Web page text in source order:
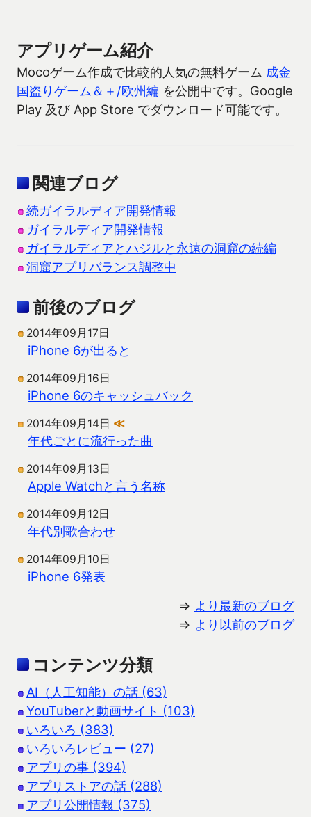
アプリゲーム紹介
Mocoゲーム作成で比較的人気の無料ゲーム 成金
国盗りゲーム＆＋/欧州編 を公開中です。Google
Play 及び App Store でダウンロード可能です。
関連ブログ
続ガイラルディア開発情報
ガイラルディア開発情報
ガイラルディアとハジルと永遠の洞窟の続編
洞窟アプリバランス調整中
前後のブログ
2014年09月17日
iPhone 6が出ると
2014年09月16日
iPhone 6のキャッシュバック
2014年09月14日 ≪
年代ごとに流行った曲
2014年09月13日
Apple Watchと言う名称
2014年09月12日
年代別歌合わせ
2014年09月10日
iPhone 6発表
⇒ より最新のブログ
⇒ より以前のブログ
コンテンツ分類
AI（人工知能）の話 (63)
YouTuberと動画サイト (103)
いろいろ (383)
いろいろレビュー (27)
アプリの事 (394)
アプリストアの話 (288)
アプリ公開情報 (375)